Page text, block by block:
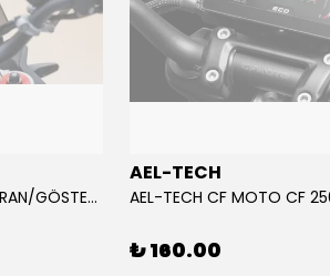
AEL-TECH BMW F 900 GS EKRAN/GÖSTERGE KORUYUCU 2024-2025
AEL-TECH
₺ 160.00